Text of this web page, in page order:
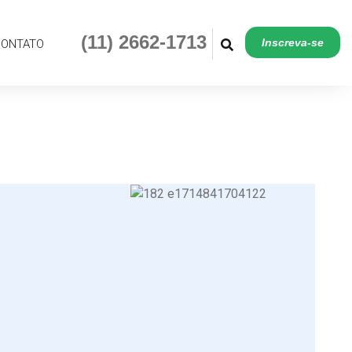
Inscreva-se
(11) 2662-1713 Inscreva-se